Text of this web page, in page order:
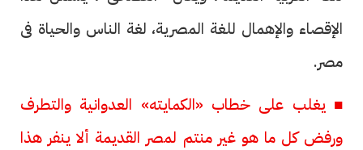
الإقصاء والإهمال للغة المصرية، لغة الناس والحياة فى
مصر.
■ يغلب على خطاب «الكمايته» العدوانية والتطرف
ورفض كل ما هو غير منتم لمصر القديمة ألا ينفر هذا